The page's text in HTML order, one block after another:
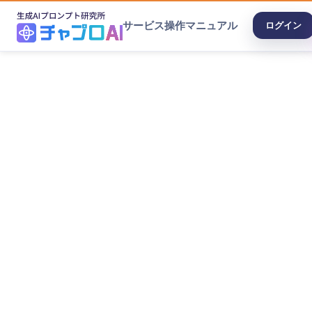
サービス操作マニュアル ログイン